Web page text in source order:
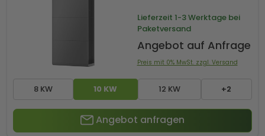
8 KW 10 KW 12 KW +2
Lieferzeit 1-3 Werktage bei
Paketversand
Angebot auf Anfrage
Preis mit 0% MwSt. zzgl. Versand
Angebot anfragen